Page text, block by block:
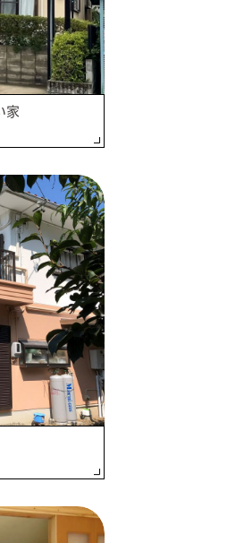
家